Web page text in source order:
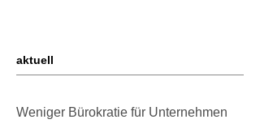
aktuell
Weniger Bürokratie für Unternehmen